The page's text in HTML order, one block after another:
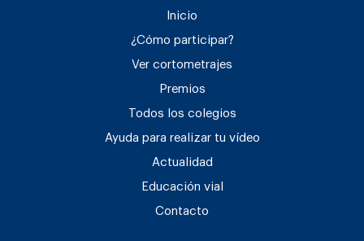
Inicio
¿Cómo participar?
Ver cortometrajes
Premios
Todos los colegios
Ayuda para realizar tu vídeo
Actualidad
Educación vial
Contacto